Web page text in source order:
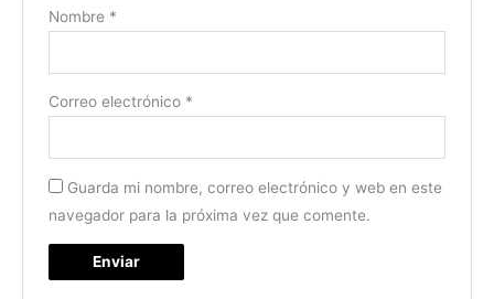
Nombre *
Correo electrónico *
Guarda mi nombre, correo electrónico y web en este
navegador para la próxima vez que comente.